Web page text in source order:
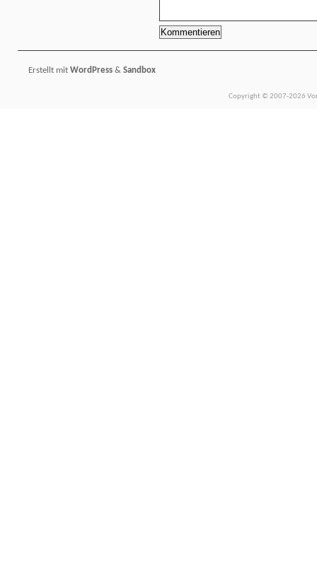
Erstellt mit WordPress & Sandbox
Copyright © 2007-2026